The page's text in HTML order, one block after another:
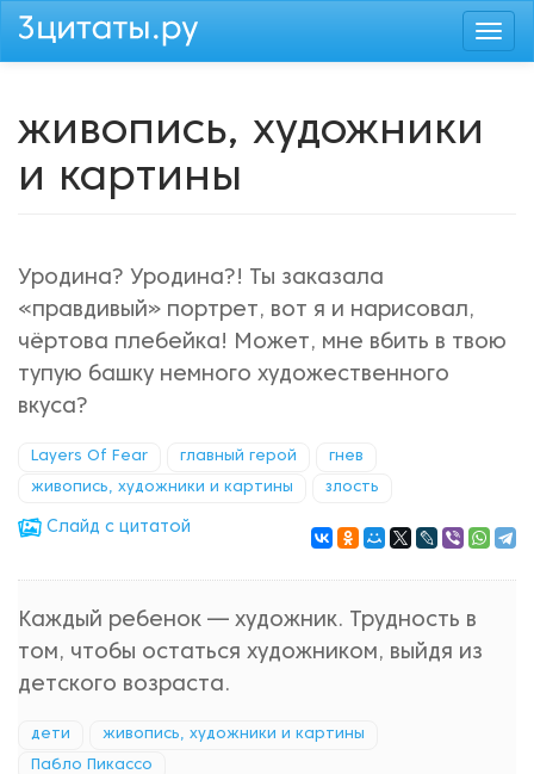
Перейти
живопись, художники
и картины
Уродина? Уродина?! Ты заказала
«правдивый» портрет, вот я и нарисовал,
чёртова плебейка! Может, мне вбить в твою
тупую башку немного художественного
вкуса?
Layers Of Fear главный герой гнев
живопись, художники и картины злость
Cлайд с цитатой
Каждый ребенок — художник. Трудность в
том, чтобы остаться художником, выйдя из
детского возраста.
дети живопись, художники и картины
Пабло Пикассо